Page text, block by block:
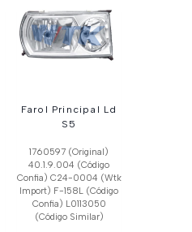
Farol Principal Ld
S5
1760597 (Original)
40.1.9.004 (Código
Confia) C24-0004 (Wtk
Import) F-158L (Código
Confia) L0113050
(Código Similar)